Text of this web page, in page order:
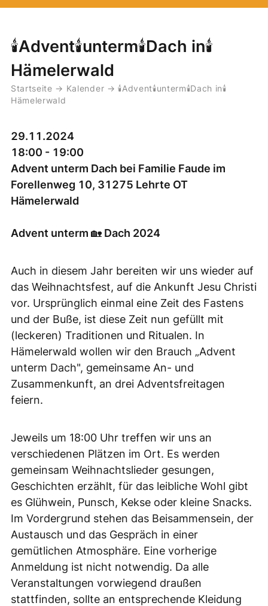
🕯️Advent🕯️unterm🕯️Dach in🕯️
Hämelerwald
Startseite → Kalender →🕯️Advent🕯️unterm🕯️Dach in🕯️
Hämelerwald
29.11.2024
18:00 - 19:00
Advent unterm Dach bei Familie Faude im
Forellenweg 10, 31275 Lehrte OT
Hämelerwald
Advent unterm 🏡 Dach 2024
Auch in diesem Jahr bereiten wir uns wieder auf
das Weihnachtsfest, auf die Ankunft Jesu Christi
vor. Ursprünglich einmal eine Zeit des Fastens
und der Buße, ist diese Zeit nun gefüllt mit
(leckeren) Traditionen und Ritualen. In
Hämelerwald wollen wir den Brauch „Advent
unterm Dach", gemeinsame An- und
Zusammenkunft, an drei Adventsfreitagen
feiern.
Jeweils um 18:00 Uhr treffen wir uns an
verschiedenen Plätzen im Ort. Es werden
gemeinsam Weihnachtslieder gesungen,
Geschichten erzählt, für das leibliche Wohl gibt
es Glühwein, Punsch, Kekse oder kleine Snacks.
Im Vordergrund stehen das Beisammensein, der
Austausch und das Gespräch in einer
gemütlichen Atmosphäre. Eine vorherige
Anmeldung ist nicht notwendig. Da alle
Veranstaltungen vorwiegend draußen
stattfinden, sollte an entsprechende Kleidung